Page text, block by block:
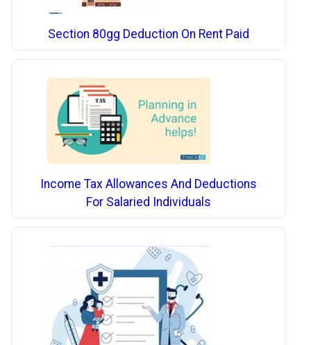
Section 80gg Deduction On Rent Paid
Income Tax Allowances And Deductions
For Salaried Individuals